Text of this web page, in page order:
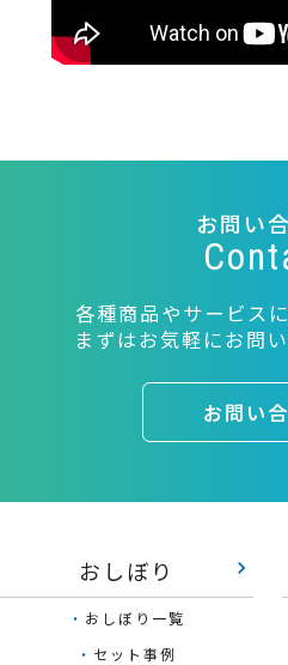
お問い
各種商品やサービス
まずはお気軽にお問
お問い
おしぼり keyboard_arrow_right
・ おしぼり一覧
・ セット事例